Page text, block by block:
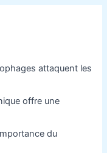
attaquent les
offre une
du